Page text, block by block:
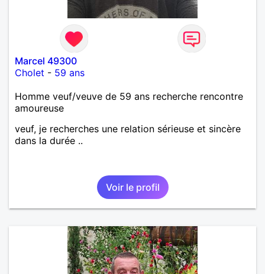
Marcel 49300
Cholet - 59 ans
Homme veuf/veuve de 59 ans recherche rencontre
amoureuse
veuf, je recherches une relation sérieuse et sincère
dans la durée ..
Voir le profil